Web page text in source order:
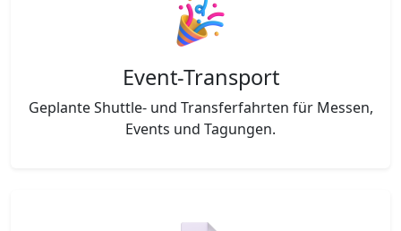
Event-Transport
Geplante Shuttle- und Transferfahrten für Messen,
Events und Tagungen.